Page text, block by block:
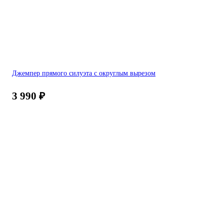
Джемпер прямого силуэта с округлым вырезом
3 990 ₽